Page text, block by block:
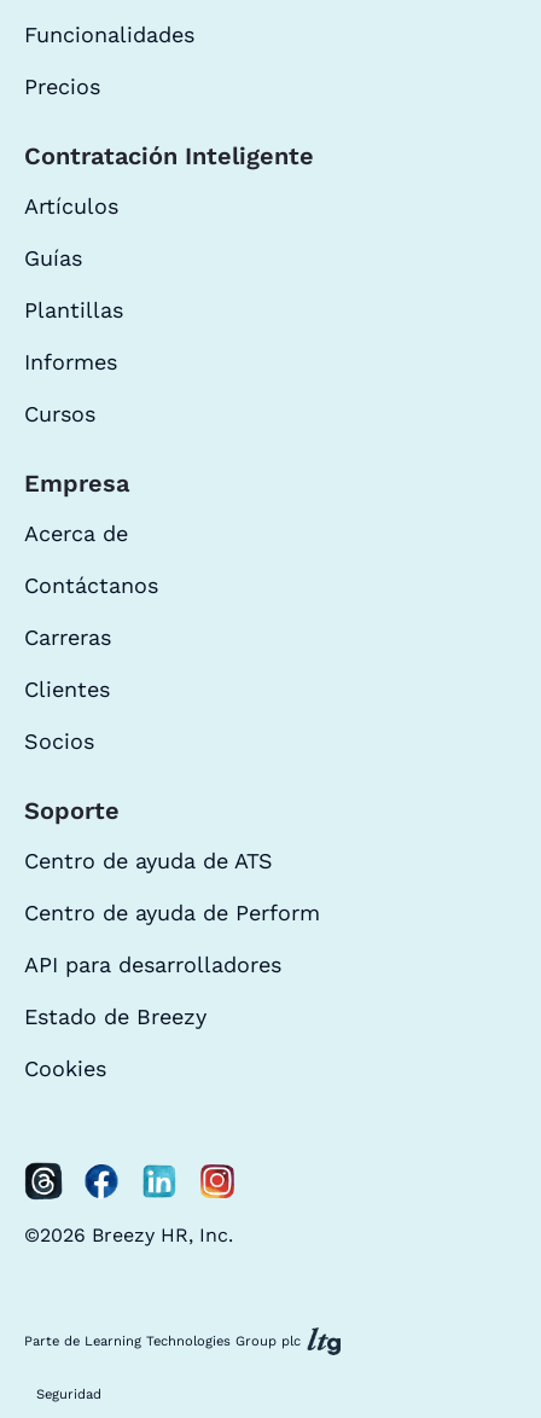
Funcionalidades
Precios
Contratación Inteligente
Artículos
Guías
Plantillas
Informes
Cursos
Empresa
Acerca de
Contáctanos
Carreras
Clientes
Socios
Soporte
Centro de ayuda de ATS
Centro de ayuda de Perform
API para desarrolladores
Estado de Breezy
Cookies
©2026 Breezy HR, Inc.
Parte de Learning Technologies Group plc
Seguridad